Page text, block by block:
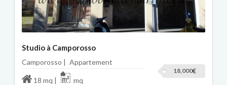
Studio à Camporosso
Camporosso | Appartement
18,000
18 mq | mq